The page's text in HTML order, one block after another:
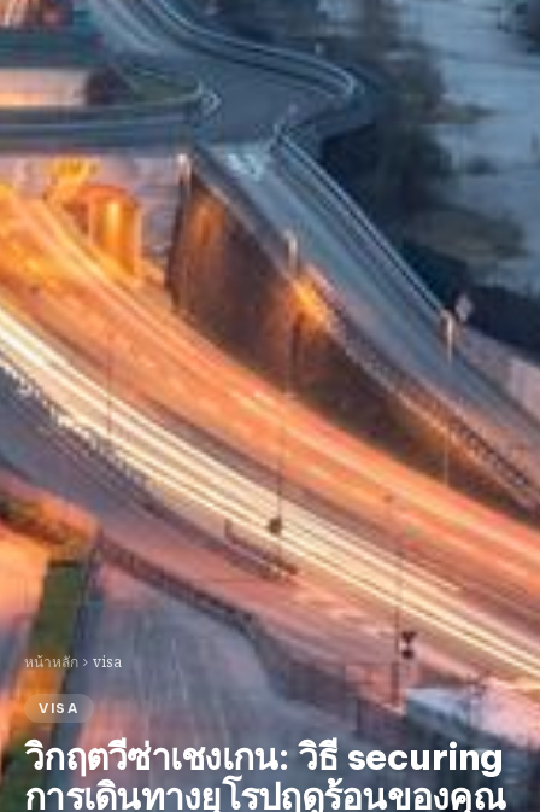
หน้าหลัก visa
VISA
วิกฤตวีซ่าเชงเกน: วิธี securing
การเดินทางยุโรปฤดูร้อนของคุณ